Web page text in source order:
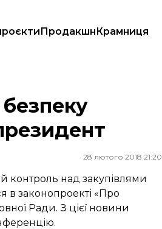
ПродакшнКрамниця
28 лютого 2018 21:20
контроль над закупівлями
в законопроекті «Про
Ради. З цієї новини